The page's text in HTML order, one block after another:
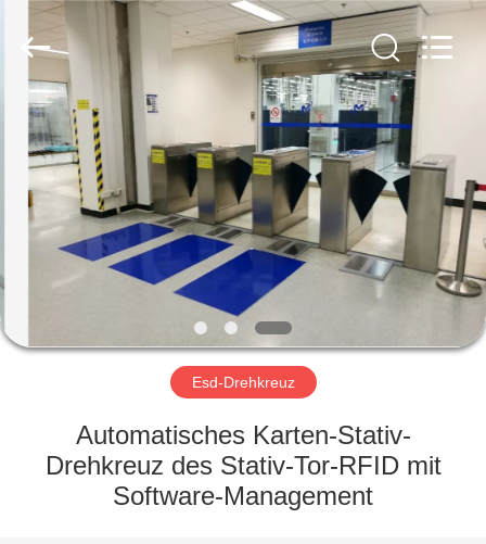
HAUS
PRODUKTE
ÜBER
UNS
FABRIK-
QUALITÄTSKONTROLLE
Fournisseur.
turnstile.com.
Rights
Reserved.
Esd-Drehkreuz
Automatisches Karten-Stativ-
Drehkreuz des Stativ-Tor-RFID mit
Software-Management